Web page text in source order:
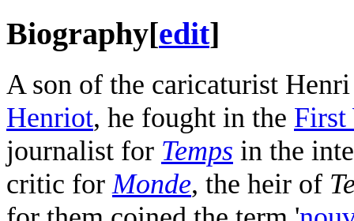
Biography[edit]
A son of the caricaturist
Henriot, he fought in the First
journalist for Temps in the
critic for Monde, the heir of